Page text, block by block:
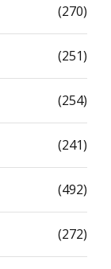
(270)
(251)
(254)
(241)
(492)
(272)